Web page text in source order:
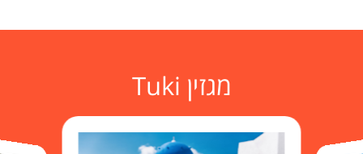
מגזין Tuki